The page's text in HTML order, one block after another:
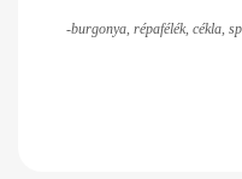
-burgonya, répafélék, cékla,